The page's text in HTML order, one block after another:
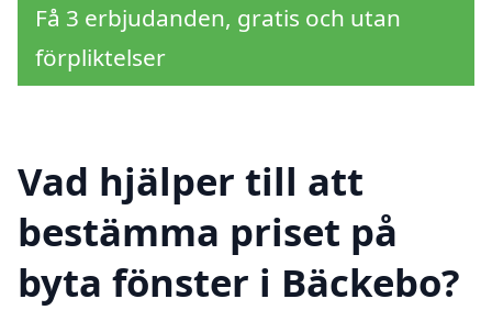
Få 3 erbjudanden, gratis och utan
förpliktelser
Vad hjälper till att
bestämma priset på
byta fönster i Bäckebo?